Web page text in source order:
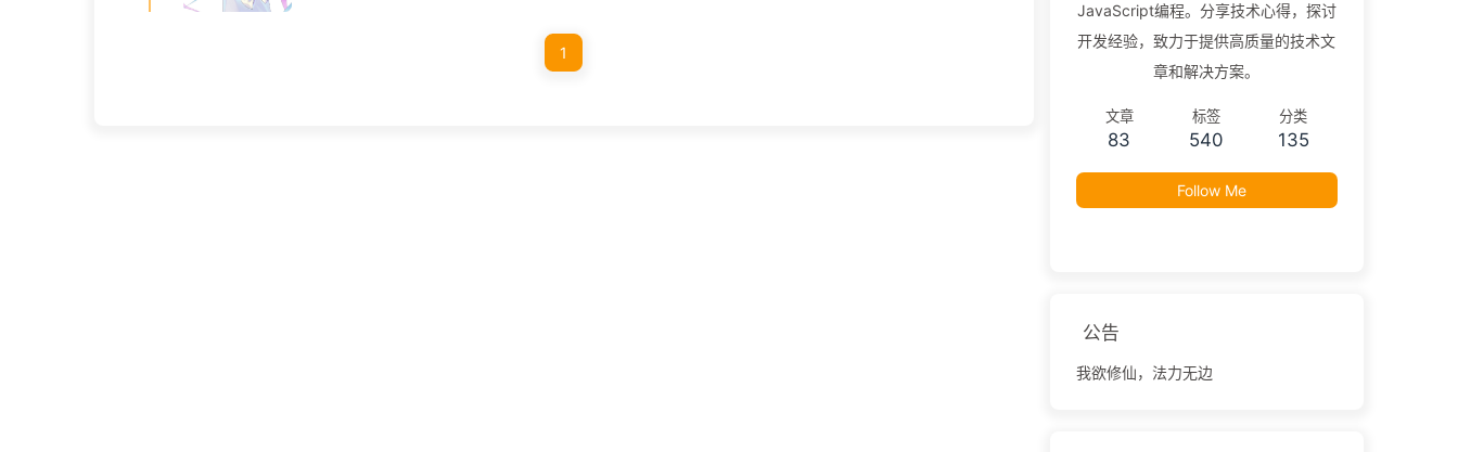
1
JavaScript编程。分享技术心得，探讨
开发经验，致力于提供高质量的技术文
章和解决方案。
文章
83
标签
540
分类
135
Follow Me
公告
我欲修仙，法力无边